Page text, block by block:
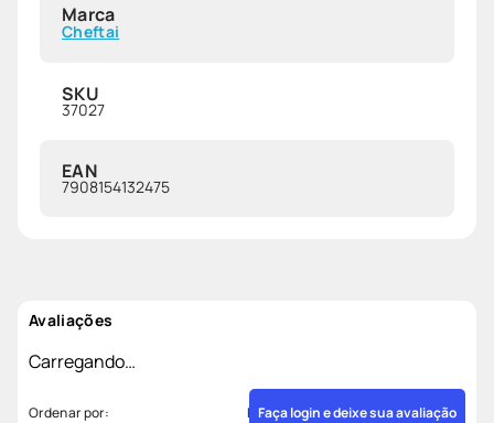
Marca
Cheftai
SKU
37027
EAN
7908154132475
Avaliações
Carregando…
Faça login e deixe sua avaliação